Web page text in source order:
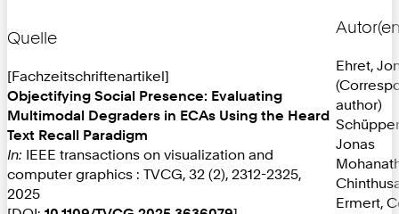
Quelle
[Fachzeitschriftenartikel]
Objectifying Social Presence: Evaluating
Multimodal Degraders in ECAs Using the Heard
Text Recall Paradigm
In: IEEE transactions on visualization and
computer graphics : TVCG, 32 (2), 2312-2325,
2025
Ehret,
author)
Jonas
Ermert,